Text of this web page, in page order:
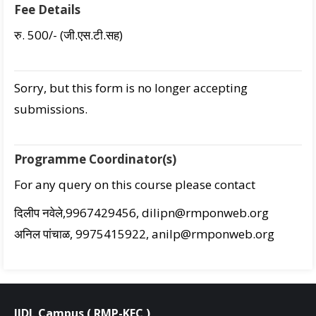
Fee Details
रु. 500/- (जी.एस.टी.सह)
Sorry, but this form is no longer accepting
submissions.
Programme Coordinator(s)
For any query on this course please contact
दिलीप नवेले,9967429456, dilipn@rmponweb.org
अनिल पांचाळ, 9975415922, anilp@rmponweb.org
IIDL Campus ( RMP-KEC )